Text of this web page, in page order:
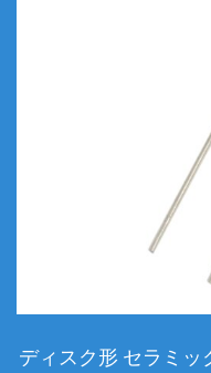
ディスク形 セラミッ